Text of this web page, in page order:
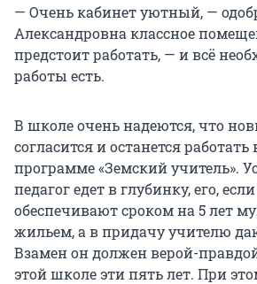
— Очень кабинет уютный, —
Александровна классное
предстоит работать, — и всё
работы есть.
В школе очень надеются, что
согласится и останется
программе «Земский учитель».
педагог едет в глубинку, его,
обеспечивают сроком на 5 лет
жильем, а в придачу учителю
Взамен он должен верой-
этой школе эти пять лет. При